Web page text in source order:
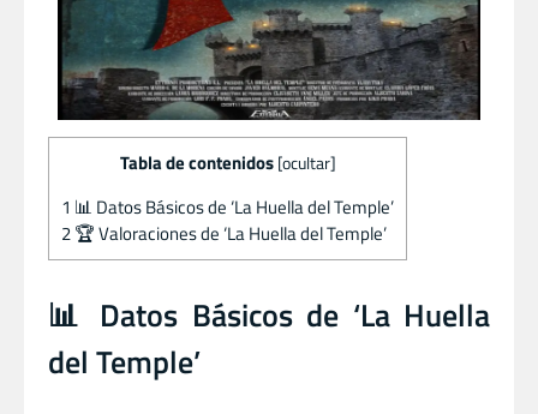
Tabla de contenidos [ocultar]
1 📊 Datos Básicos de ‘La Huella del Temple’
2🏆 Valoraciones de ‘La Huella del Temple’
📊 Datos Básicos de ‘La Huella
del Temple’